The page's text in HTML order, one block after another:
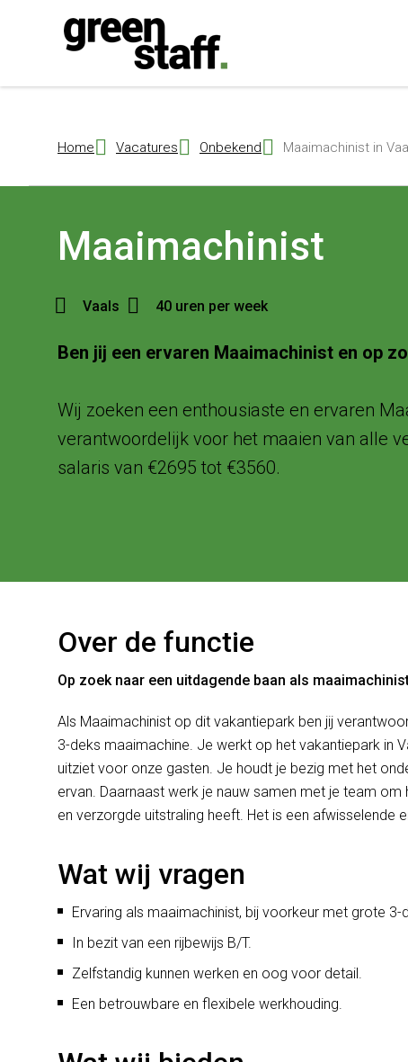
Home Vacatures Onbekend Maaimachinist in
Maaimachinist
Vaals 40 uren per week
Ben jij een ervaren Maaimachinist en op
Wij zoeken een enthousiaste en ervaren
verantwoordelijk voor het maaien van alle
salaris van €2695 tot €3560.
Over de functie
Op zoek naar een uitdagende baan als
Als Maaimachinist op dit vakantiepark ben jij
3-deks maaimachine. Je werkt op het vakantiepark in
uitziet voor onze gasten. Je houdt je bezig met het
ervan. Daarnaast werk je nauw samen met je team
en verzorgde uitstraling heeft. Het is een afwisselende
Wat wij vragen
Ervaring als maaimachinist, bij voorkeur met grote
In bezit van een rijbewijs B/T.
Zelfstandig kunnen werken en oog voor detail.
Een betrouwbare en flexibele werkhouding.